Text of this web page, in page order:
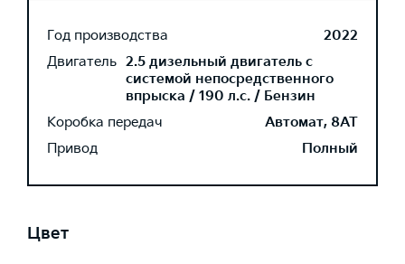
Год производства
2022
Двигатель 2.5 дизельный двигатель с
системой непосредственного
впрыска / 190 л.с. / Бензин
Коробка передач
Автомат, 8AT
Привод
Полный
Цвет